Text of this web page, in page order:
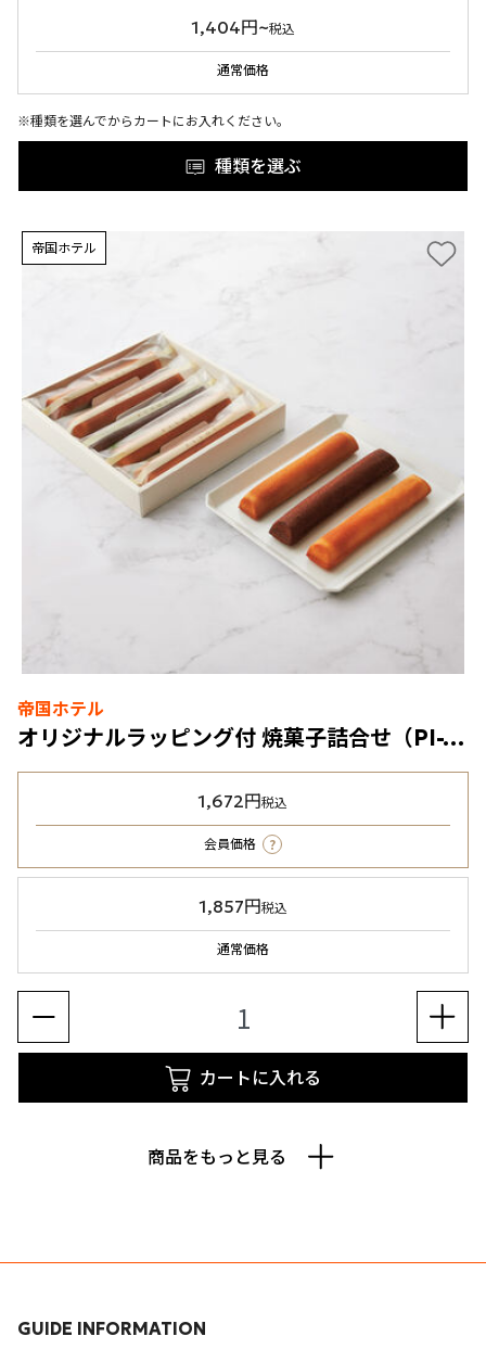
1,404円~税込
通常価格
※種類を選んでからカートにお入れください。
種類を選ぶ
帝国ホテル
帝国ホテル
オリジナルラッピング付 焼菓子詰合せ（PI-16BE）3種5個入
1,672円税込
会員価格 ?
1,857円税込
通常価格
カートに入れる
商品をもっと見る
GUIDE INFORMATION